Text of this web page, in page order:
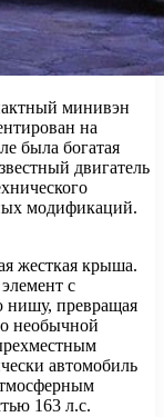
минивэн
на
была богатая
двигатель
модификаций.
жесткая крыша.
с
нишу, превращая
необычной
автомобиль
163 л.с.